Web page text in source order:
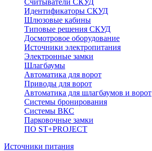
Считыватели СКУД
Идентификаторы СКУД
Шлюзовые кабины
Типовые решения СКУД
Досмотровое оборудование
Источники электропитания
Электронные замки
Шлагбаумы
Автоматика для ворот
Приводы для ворот
Автоматика для шлагбаумов и ворот
Системы бронирования
Системы ВКС
Парковочные замки
ПО ST+PROJECT
Источники питания